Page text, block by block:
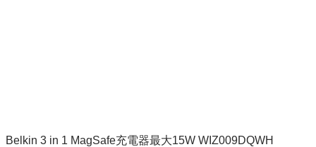
Belkin 3 in 1 MagSafe充電器最大15W WIZ009DQWH